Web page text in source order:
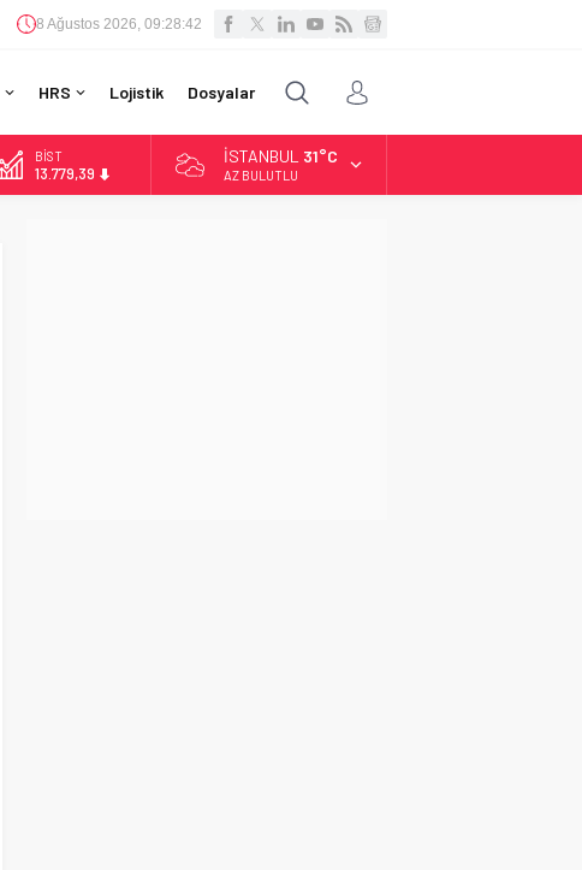
8 Ağustos 2026, 09:28:43
HRS Lojistik Dosyalar
BİST
13.779,39
İSTANBUL 31°C
AZ BULUTLU